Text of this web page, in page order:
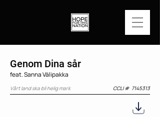
Genom Dina sår
feat. Sanna Välipakka
Vårt land ska bli helig mark CCLI # 7145313